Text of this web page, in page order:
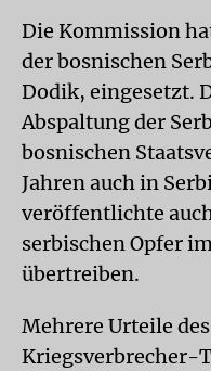
Die Kommission
der bosnischen
Dodik, eingesetzt.
Abspaltung der
bosnischen
Jahren auch in
veröffentlichte
serbischen Opfer
übertreiben.
Mehrere Urteile
Kriegsverbrecher-